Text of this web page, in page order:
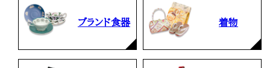
ブランド食器 着物